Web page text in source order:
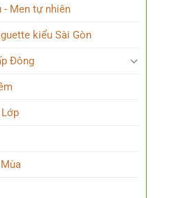
- Men tự nhiên
kiểu Sài Gòn
Đông